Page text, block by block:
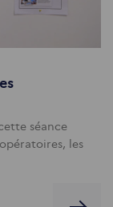
séance
les